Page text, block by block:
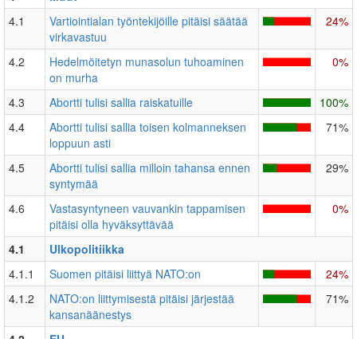
4.1
Vartiointialan työntekijöille pitäisi säätää
virkavastuu
24%
4.2
Hedelmöitetyn munasolun tuhoaminen
on murha
0%
4.3 Abortti tulisi sallia raiskatuille
100%
4.4
Abortti tulisi sallia toisen kolmanneksen
loppuun asti
71%
4.5
Abortti tulisi sallia milloin tahansa ennen
syntymää
29%
4.6
Vastasyntyneen vauvankin tappamisen
pitäisi olla hyväksyttävää
0%
4.1
Ulkopolitiikka
4.1.1
Suomen pitäisi liittyä NATO:on
24%
4.1.2
NATO:on liittymisestä pitäisi järjestää
kansanäänestys
71%